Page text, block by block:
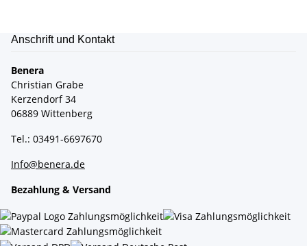
Anschrift und Kontakt
Benera
Christian Grabe
Kerzendorf 34
06889 Wittenberg
Tel.: 03491-6697670
Info@benera.de
Bezahlung & Versand